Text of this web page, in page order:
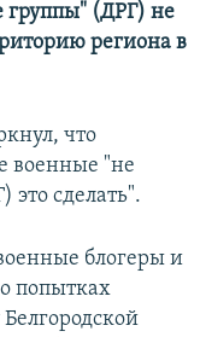
группы" (ДРГ) не
региона в
что
военные "не
это сделать".
блогеры и
попытках